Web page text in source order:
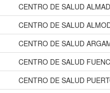
CENTRO DE SALUD
CENTRO DE SALUD
CENTRO DE SALUD
CENTRO DE SALUD
CENTRO DE SALUD